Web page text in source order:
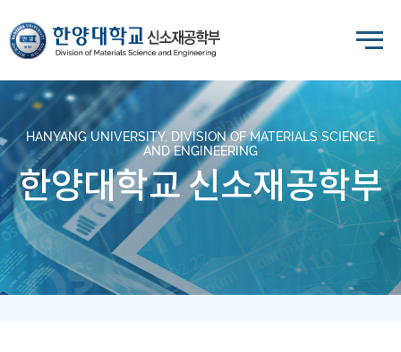
HANYANG UNIVERSITY, DIVISION OF MATERIALS SCIENCE
AND ENGINEERING
한양대학교 신소재공학부